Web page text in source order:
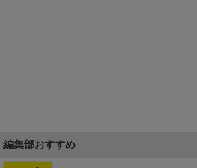
編集部おすすめ